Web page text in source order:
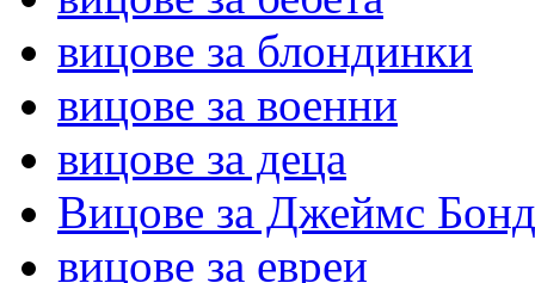
вицове за блондинки
вицове за военни
вицове за деца
Вицове за Джеймс Бонд
вицове за евреи